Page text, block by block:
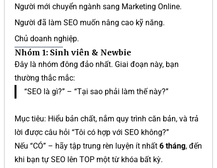
Người mới chuyển ngành sang Marketing Online.
Người đã làm SEO muốn nâng cao kỹ năng.
Chủ doanh nghiệp.
Nhóm 1: Sinh viên & Newbie
Đây là nhóm đông đảo nhất. Giai đoạn này, bạn
thường thắc mắc:
“SEO là gì?” – “Tại sao phải làm thế này?”
Mục tiêu: Hiểu bản chất, nắm quy trình căn bản, và trả
lời được câu hỏi “Tôi có hợp với SEO không?”
Nếu “CÓ” – hãy tập trung rèn luyện ít nhất 6 tháng, đến
khi bạn tự SEO lên TOP một từ khóa bất kỳ.